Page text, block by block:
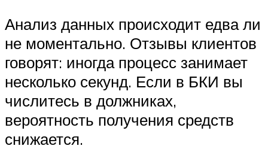
Анализ данных происходит едва ли
не моментально. Отзывы клиентов
говорят: иногда процесс занимает
несколько секунд. Если в БКИ вы
числитесь в должниках,
вероятность получения средств
снижается.